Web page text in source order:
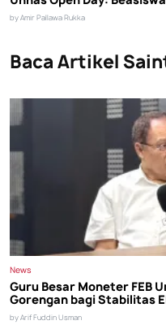
by Amir Pallawa Rukka
Baca Artikel
News
Guru Besar Moneter FEB
Gorengan bagi Stabilitas
by Arif Fuddin Usman